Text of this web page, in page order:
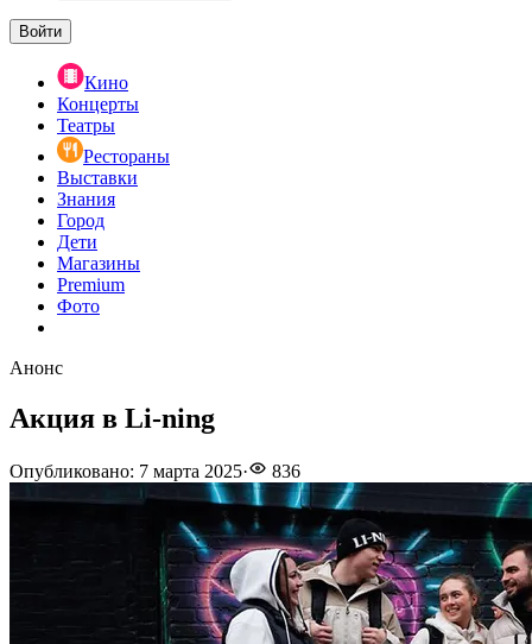
Войти
Кино
Концерты
Театры
Рестораны
Выставки
Знания
Город
Дети
Магазины
Premium
Фото
Анонс
Акция в Li-ning
Опубликовано: 7 марта 2025· 836